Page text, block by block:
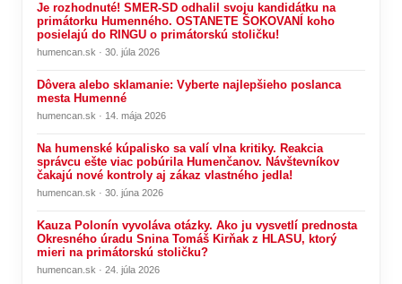
Je rozhodnuté! SMER-SD odhalil svoju kandidátku na
primátorku Humenného. OSTANETE ŠOKOVANÍ koho
posielajú do RINGU o primátorskú stoličku!
humencan.sk · 30. júla 2026
Dôvera alebo sklamanie: Vyberte najlepšieho poslanca
mesta Humenné
humencan.sk · 14. mája 2026
Na humenské kúpalisko sa valí vlna kritiky. Reakcia
správcu ešte viac pobúrila Humenčanov. Návštevníkov
čakajú nové kontroly aj zákaz vlastného jedla!
humencan.sk · 30. júna 2026
Kauza Polonín vyvoláva otázky. Ako ju vysvetlí prednosta
Okresného úradu Snina Tomáš Kirňak z HLASU, ktorý
mieri na primátorskú stoličku?
humencan.sk · 24. júla 2026